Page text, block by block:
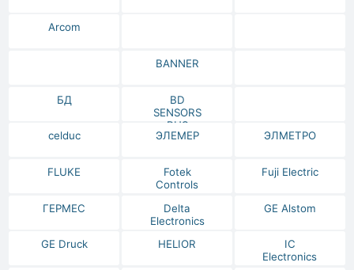
Arcom
BANNER
БД
BD
SENSORS
RUS
celduc
ЭЛЕМЕР ЭЛМЕТРО
FLUKE
Fotek
Controls
Fuji Electric
ГЕРМЕС
Delta
Electronics
GE Alstom
GE Druck HELIOR
IC
Electronics